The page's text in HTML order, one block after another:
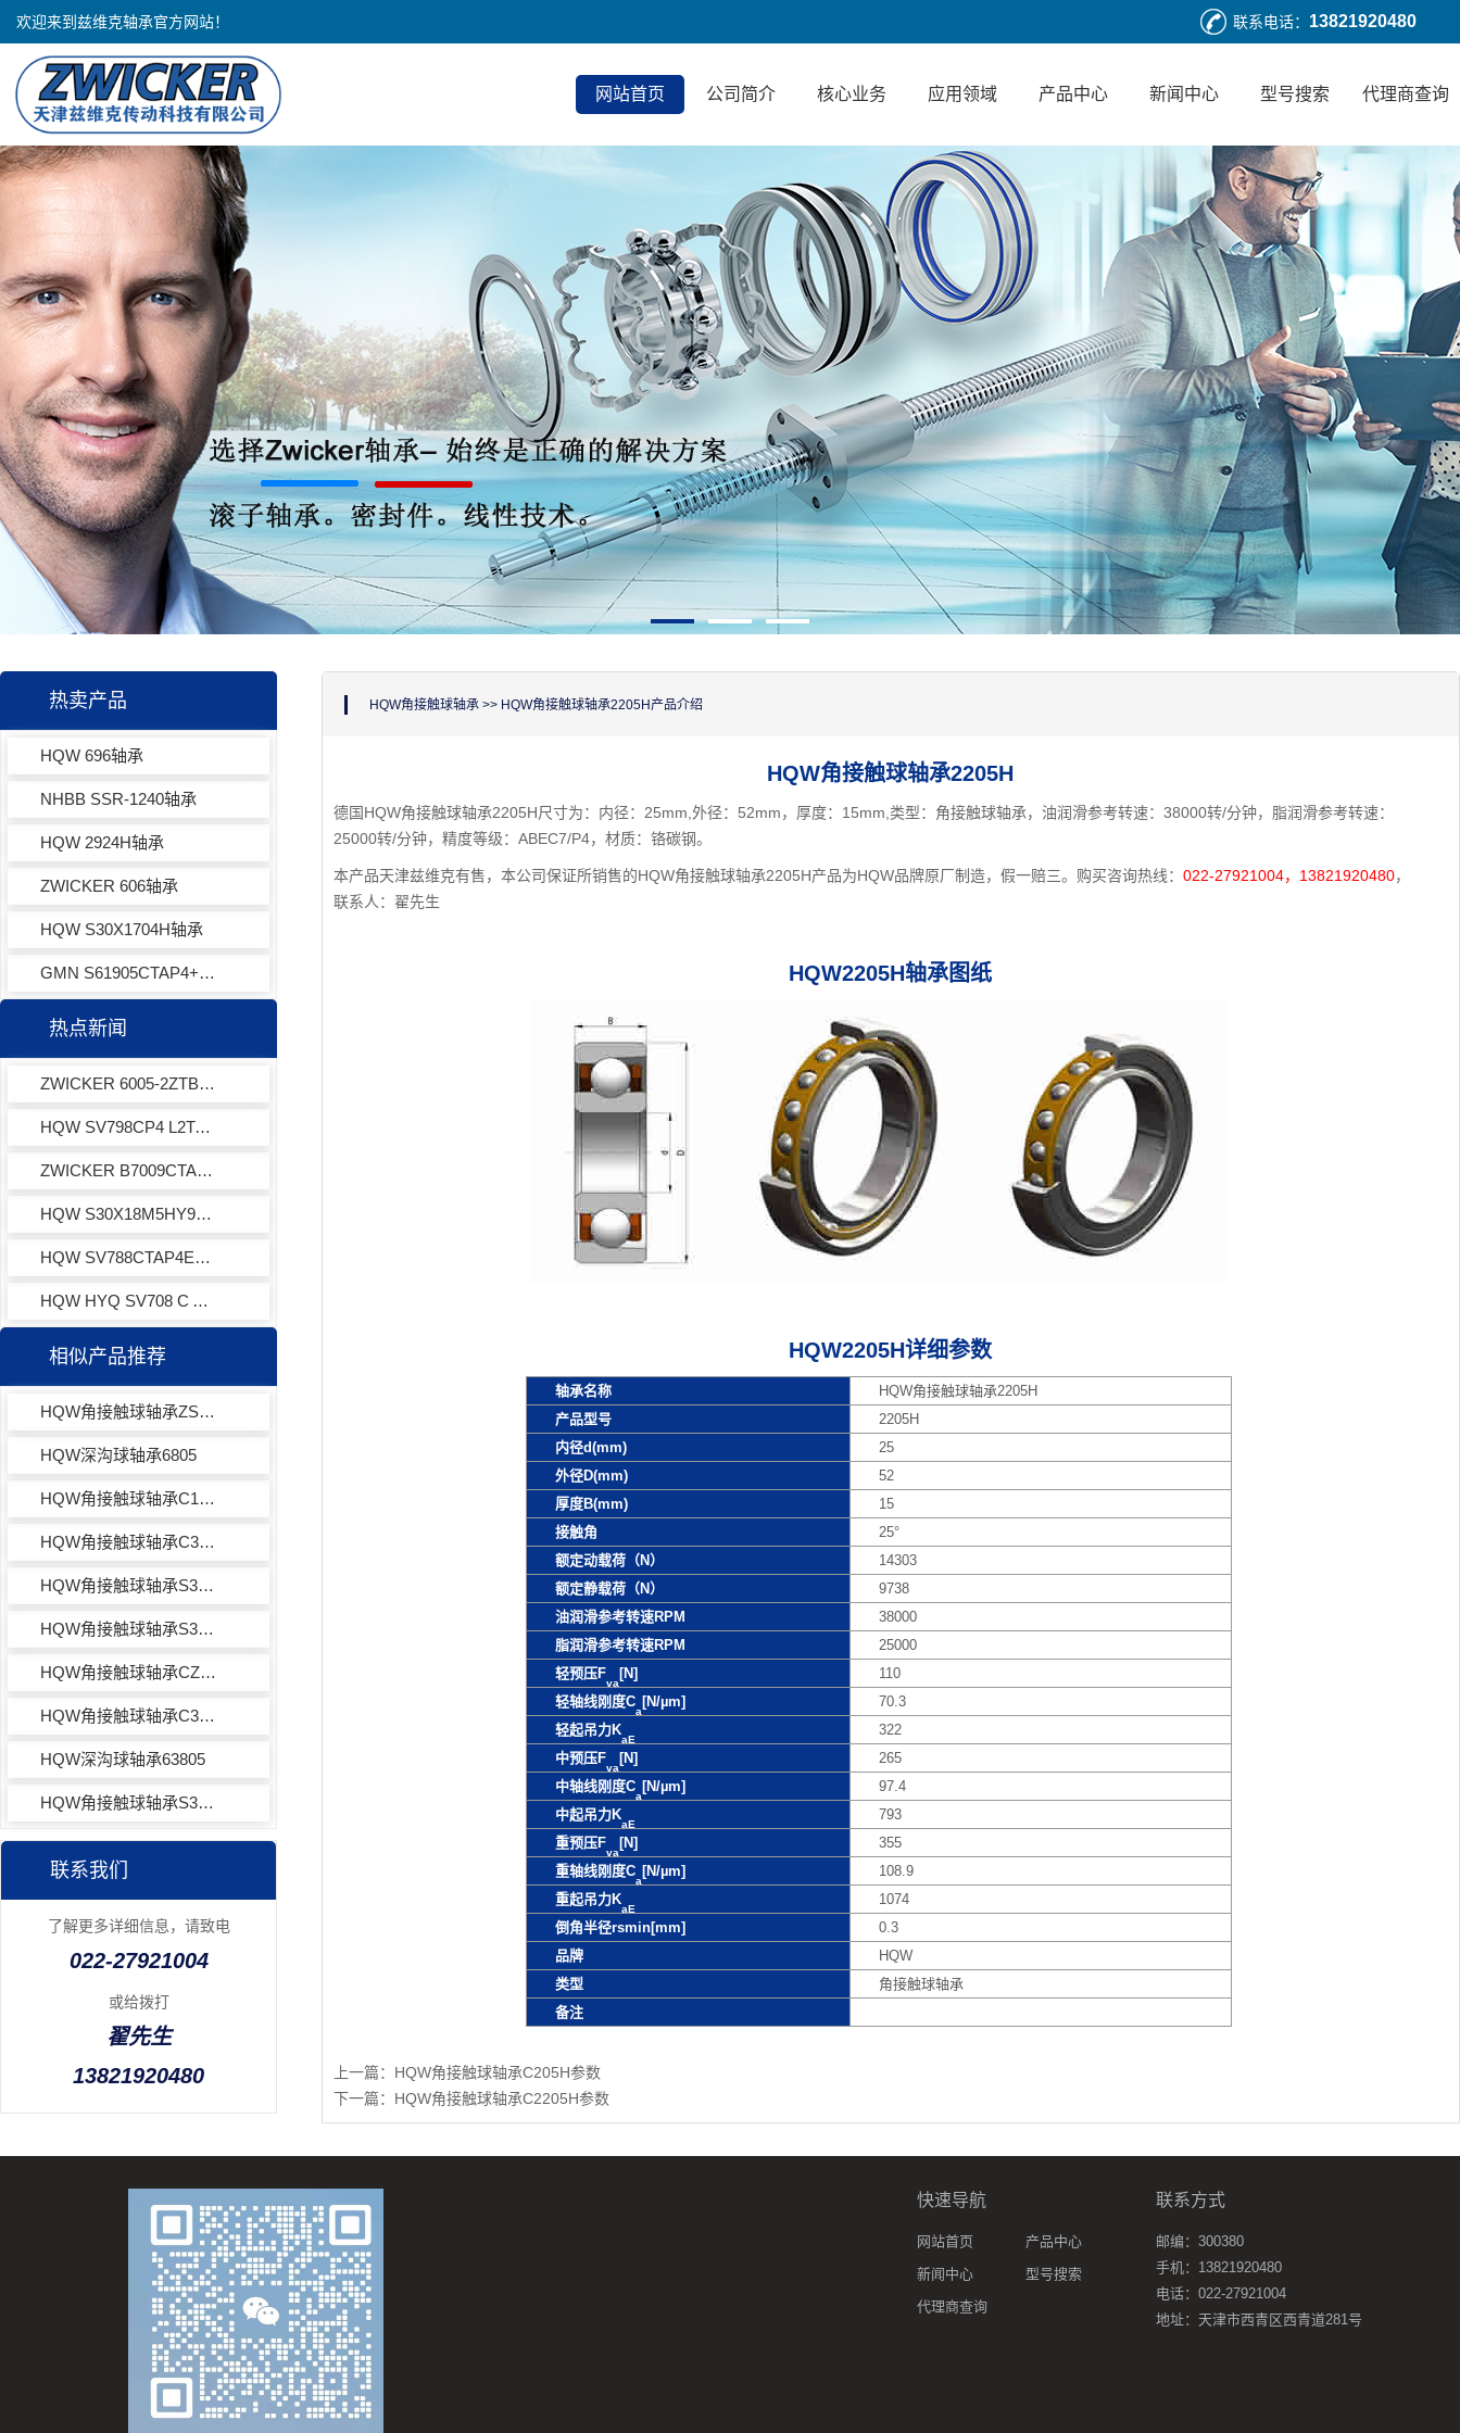
欢迎来到兹维克轴承官方网站！ 联系电话： 13821920480
网站首页 公司简介 核心业务 应用领域 产品中心 新闻中心 型号搜索 代理商查询
热卖产品
HQW 696轴承
NHBB SSR-1240轴承
HQW 2924H轴承
ZWICKER 606轴承
HQW S30X1704H轴承
GMN S61905CTAP4+轴承
热点新闻
ZWICKER 6005-2ZTBHP53LDS18轴承
HQW SV798CP4 L2TA XL001角接触球轴承
ZWICKER B7009CTAP4GU轴承
HQW S30X18M5HY971主轴轴承
HQW SV788CTAP4EQL13-3角接触球轴承
HQW HYQ SV708 C ACI W A7 LD角接触球轴承
相似产品推荐
HQW角接触球轴承ZSB2905JY965
HQW深沟球轴承6805
HQW角接触球轴承C1905H
HQW角接触球轴承C30X2805HVV
HQW角接触球轴承S30X1805H
HQW角接触球轴承S30X2705H
HQW角接触球轴承CZSB2105JY965
HQW角接触球轴承C30X2805H
HQW深沟球轴承63805
HQW角接触球轴承S30X2805H
联系我们
了解更多详细信息，请致电
022-27921004
或给拨打
翟先生
13821920480
HQW角接触球轴承>> HQW角接触球轴承2205H产品介绍
HQW角接触球轴承2205H
德国HQW角接触球轴承2205H尺寸为：内径：25mm,外径：52mm，厚度：15mm,类型：角接触球轴承，油润滑参考转速：38000转/分钟，脂润滑参考转速：
25000转/分钟，精度等级：ABEC7/P4，材质：铬碳钢。
本产品天津兹维克有售，本公司保证所销售的HQW角接触球轴承2205H产品为HQW品牌原厂制造，假一赔三。购买咨询热线：022-27921004，13821920480，
联系人：翟先生
HQW2205H轴承图纸
HQW2205H详细参数
轴承名称
HQW角接触球轴承2205H
产品型号
2205H
内径d(mm)
25
外径D(mm)
52
厚度B(mm)
15
接触角
25°
额定动载荷（N）
14303
额定静载荷（N）
9738
油润滑参考转速RPM
38000
脂润滑参考转速RPM
25000
轻预压F
va
[N]
110
轻轴线刚度C
a
[N/µm]
70.3
轻起吊力K
aE
322
中预压F
va
[N]
265
中轴线刚度C
a
[N/µm]
97.4
中起吊力K
aE
793
重预压F
va
[N]
355
重轴线刚度C
a
[N/µm]
108.9
重起吊力K
aE
1074
倒角半径rsmin[mm]
0.3
品牌
HQW
类型
角接触球轴承
备注
上一篇： HQW角接触球轴承C205H参数
下一篇： HQW角接触球轴承C2205H参数
快速导航
网站首页
产品中心
新闻中心
型号搜索
代理商查询
联系方式
邮编：300380
手机：13821920480
电话：022-27921004
地址：天津市西青区西青道281号